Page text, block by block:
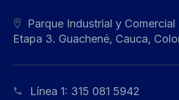
Parque Industrial y Comercial
Etapa 3. Guachené, Cauca,
Línea 1: 315 081 5942